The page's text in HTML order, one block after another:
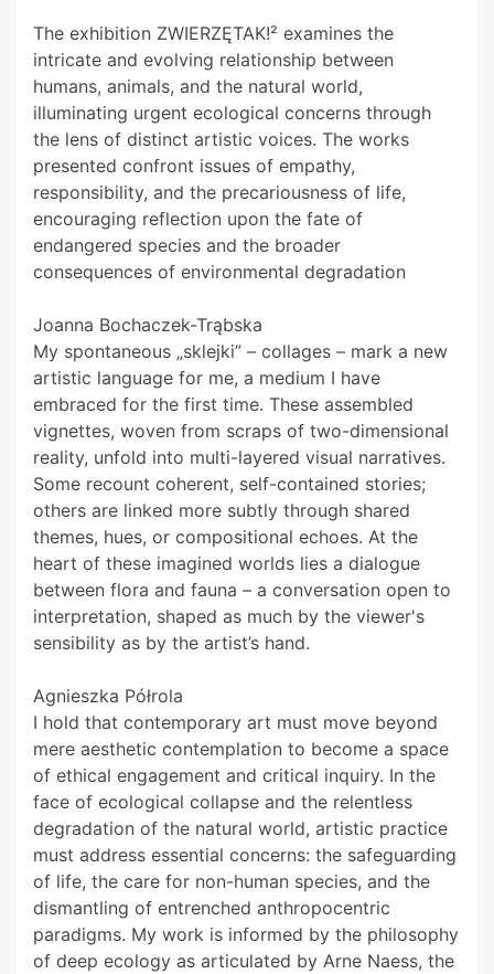
The exhibition ZWIERZĘTAK!² examines the
intricate and evolving relationship between
humans, animals, and the natural world,
illuminating urgent ecological concerns through
the lens of distinct artistic voices. The works
presented confront issues of empathy,
responsibility, and the precariousness of life,
encouraging reflection upon the fate of
endangered species and the broader
consequences of environmental degradation
Joanna Bochaczek-Trąbska
My spontaneous „sklejki” – collages – mark a new
artistic language for me, a medium I have
embraced for the first time. These assembled
vignettes, woven from scraps of two-dimensional
reality, unfold into multi-layered visual narratives.
Some recount coherent, self-contained stories;
others are linked more subtly through shared
themes, hues, or compositional echoes. At the
heart of these imagined worlds lies a dialogue
between flora and fauna – a conversation open to
interpretation, shaped as much by the viewer's
sensibility as by the artist’s hand.
Agnieszka Półrola
I hold that contemporary art must move beyond
mere aesthetic contemplation to become a space
of ethical engagement and critical inquiry. In the
face of ecological collapse and the relentless
degradation of the natural world, artistic practice
must address essential concerns: the safeguarding
of life, the care for non-human species, and the
dismantling of entrenched anthropocentric
paradigms. My work is informed by the philosophy
of deep ecology as articulated by Arne Naess, the